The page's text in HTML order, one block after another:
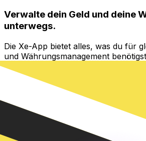
Verwalte dein Geld und deine
unterwegs.
Die Xe-App bietet alles, was du für
und Währungsmanagement
umrechnen, Kursbenachrichtigungen
Geld ins Ausland überweisen, ohne
Gebühren. Heute herunterladen!